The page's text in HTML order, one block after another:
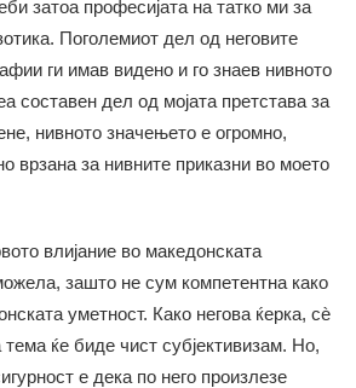
затоа професијата на татко ми за
Поголемиот дел од неговите
ги имав видено и го знаев нивното
составен дел од мојата претстава за
нивното значењето е огромно,
врзана за нивните приказни во моето
влијание во македонската
зашто не сум компетентна како
уметност. Како негова ќерка, сѐ
ќе биде чист субјективизам. Но,
е дека по него произлезе